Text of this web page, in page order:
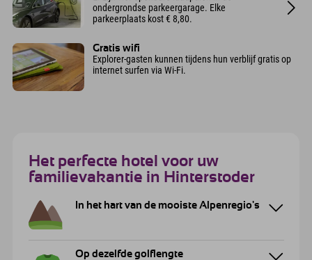
ondergrondse parkeergarage. Elke
parkeerplaats kost € 8,80.
Gratis wifi
Explorer-gasten kunnen tijdens hun verblijf gratis op
internet surfen via Wi-Fi.
Het perfecte hotel voor uw
familievakantie in Hinterstoder
In het hart van de mooiste Alpenregio's
Op dezelfde golflengte